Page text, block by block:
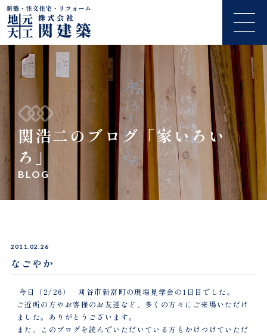
関浩二のブログ「家いろい
ろ」
BLOG
2011.02.26
なごやか
今日（2/26） 刈谷市新富町の現場見学会の1日目でした。
ご近所の方やお客様のお友達など、多くの方々にご来場いただけ
ました。ありがとうございます。
また、このブログを読んでいただいている方もかけつけていただ